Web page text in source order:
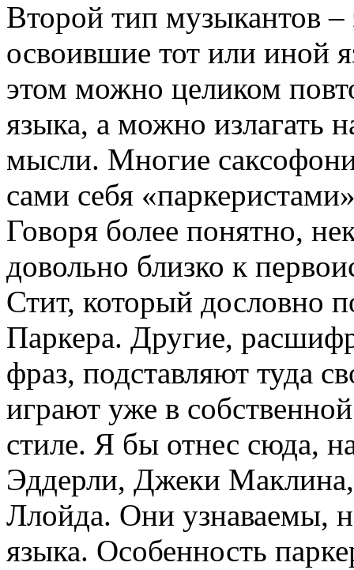
Второй тип музыкантов –
освоившие тот или иной
этом можно целиком
языка, а можно излагать
мысли. Многие
сами себя
Говоря более понятно,
довольно близко к
Стит, который дословно
Паркера. Другие,
фраз, подставляют туда
играют уже в
стиле. Я бы отнес сюда,
Эддерли, Джеки
Ллойда. Они узнаваемы,
языка. Особенность